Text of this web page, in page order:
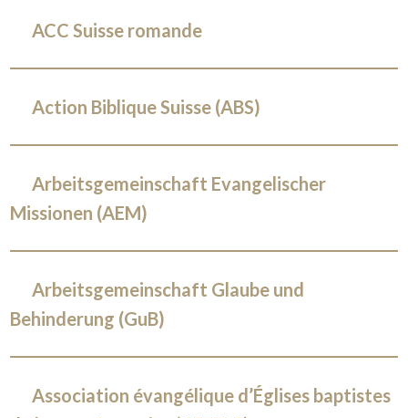
ACC Suisse romande
Action Biblique Suisse (ABS)
Arbeitsgemeinschaft Evangelischer
Missionen (AEM)
Arbeitsgemeinschaft Glaube und
Behinderung (GuB)
Association évangélique d’Églises baptistes